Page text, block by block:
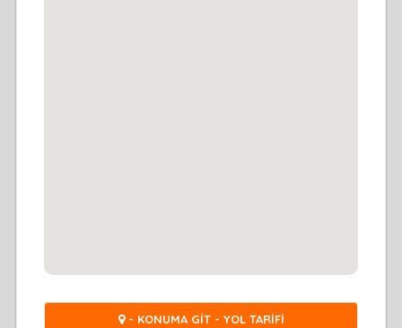
- KONUMA GİT - YOL TARİFİ